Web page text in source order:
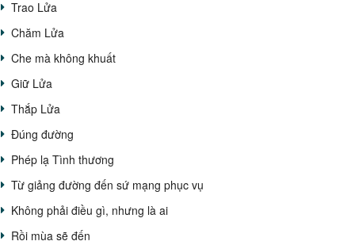
Trao Lửa
Chăm Lửa
Che mà không khuất
Giữ Lửa
Thắp Lửa
Đúng đường
Phép lạ Tình thương
Từ giảng đường đến sứ mạng phục vụ
Không phải điều gì, nhưng là ai
Rồi mùa sẽ đến